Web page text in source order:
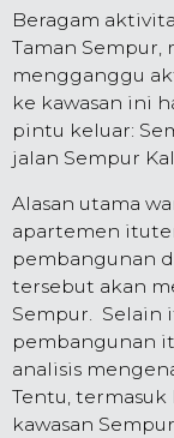
Beragam
Taman Sempur,
mengganggu
ke kawasan ini
pintu keluar:
jalan Sempur
Alasan utama
apartemen
pembangunan
tersebut akan
Sempur. Selain
pembangunan
analisis
Tentu,
kawasan